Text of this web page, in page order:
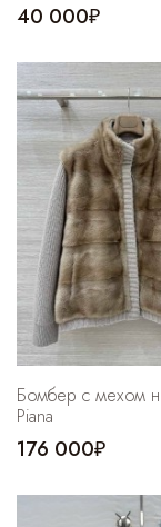
40 000₽
Бомбер с мехом
Piana
176 000₽